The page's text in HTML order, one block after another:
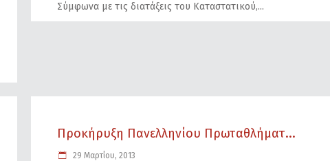
Σύμφωνα με τις διατάξεις του Καταστατικού,
Προκήρυξη Πανελληνίου Πρωταθλήματ...
29 Μαρτίου, 2013